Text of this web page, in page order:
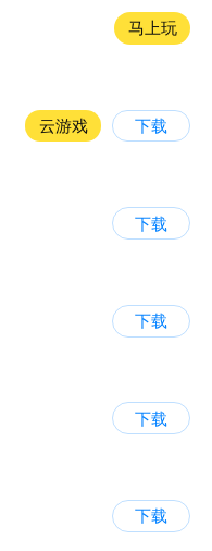
马上玩
云游戏 下载
下载
下载
下载
下载